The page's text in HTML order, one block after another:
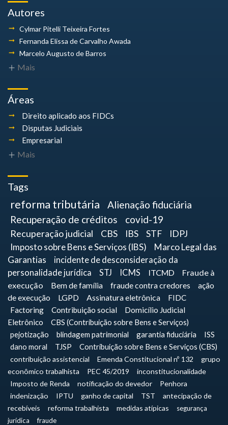
Autores
Cylmar Pitelli Teixeira Fortes
Fernanda Elissa de Carvalho Awada
Marcelo Augusto de Barros
Mais
Áreas
Direito aplicado aos FIDCs
Disputas Judiciais
Empresarial
Mais
Tags
reforma tributária
Alienação fiduciária
Recuperação de créditos
covid-19
Recuperação judicial CBS IBS STF
IDPJ
Imposto sobre Bens e Serviços (IBS)
Marco Legal das
Garantias
incidente de desconsideração da
personalidade jurídica
STJ ICMS ITCMD
Fraude à
execução
Bem de família fraude contra credores
ação
de execução
LGPD Assinatura eletrônica
FIDC
Factoring
Contribuição social
Domicílio Judicial
Eletrônico
CBS (Contribuição sobre Bens e Serviços)
pejotização
blindagem patrimonial garantia fiduciária
ISS
dano moral
TJSP Contribuição sobre Bens e Serviços (CBS)
contribuição assistencial Emenda Constitucional nº 132
grupo
econômico trabalhista
PEC 45/2019
inconstitucionalidade
Imposto de Renda
notificação do devedor
Penhora
indenização
IPTU ganho de capital TST
antecipação de
recebíveis
reforma trabalhista medidas atípicas
segurança
jurídica
fraude